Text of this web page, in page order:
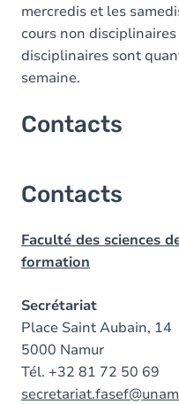
mercredis et les
cours non
disciplinaires sont
semaine.
Contacts
Contacts
Faculté des sciences
formation
Secrétariat
Place Saint Aubain, 14
5000 Namur
Tél. +32 81 72 50 69